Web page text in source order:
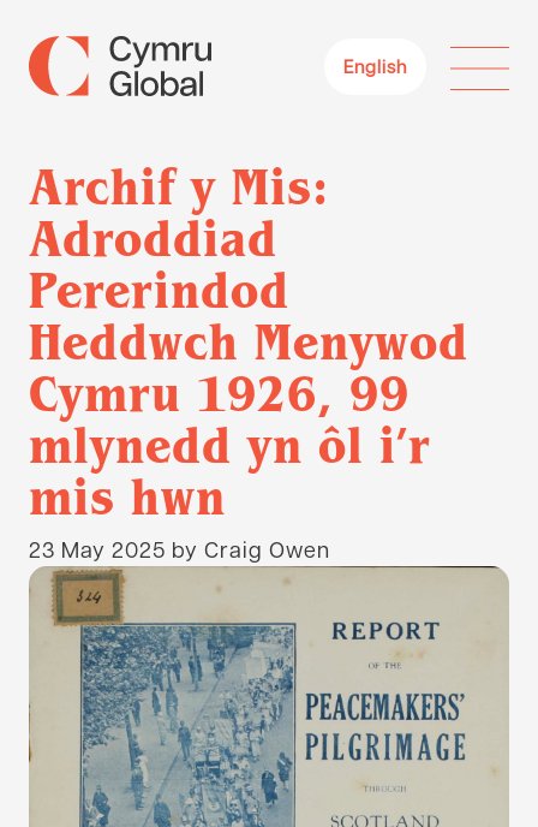
English
Archif y Mis:
Adroddiad
Pererindod
Heddwch Menywod
Cymru 1926, 99
mlynedd yn ôl i’r
mis hwn
23 May 2025 by Craig Owen